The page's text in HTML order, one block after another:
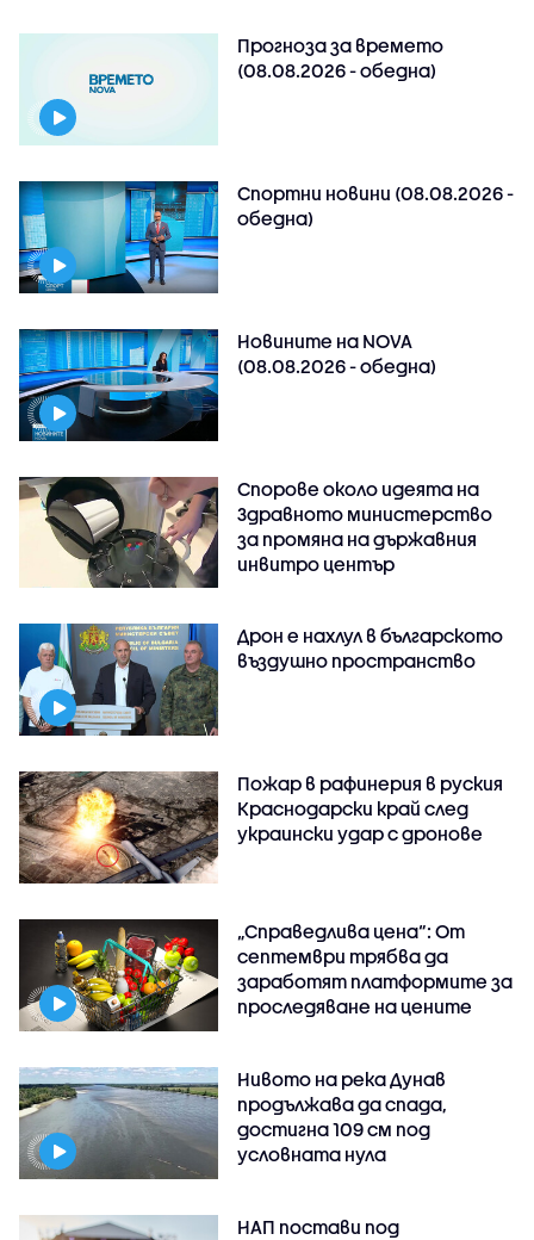
Прогноза за времето
(08.08.2026 - обедна)
Спортни новини (08.08.2026 -
обедна)
Новините на NOVA
(08.08.2026 - обедна)
Спорове около идеята на
Здравното министерство
за промяна на държавния
инвитро център
Дрон е нахлул в българското
въздушно пространство
Пожар в рафинерия в руския
Краснодарски край след
украински удар с дронове
„Справедлива цена“: От
септември трябва да
заработят платформите за
проследяване на цените
Нивото на река Дунав
продължава да спада,
достигна 109 см под
условната нула
НАП постави под